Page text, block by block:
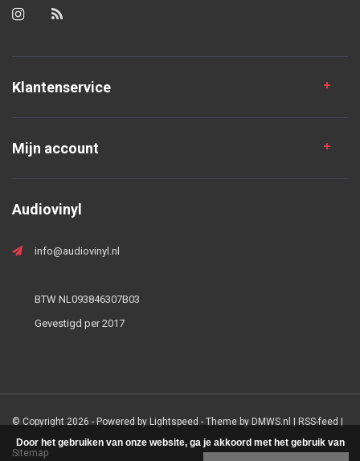
Klantenservice
Mijn account
Audiovinyl
info@audiovinyl.nl
BTW NL093846307B03
Gevestigd per 2017
© Copyright 2026 - Powered by Lightspeed - Theme by DMWS.nl RSS-feed
Sitemap
Door het gebruiken van onze website, ga je akkoord met het gebruik van